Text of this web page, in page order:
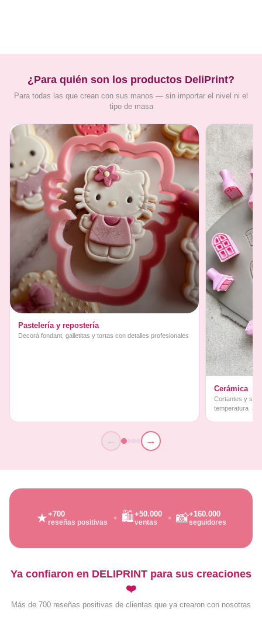
¿Para quién son los productos DeliPrint?
Para todas las que crean con sus manos — sin importar el nivel ni el
tipo de masa
Pastelería y repostería
Decorá fondant, galletitas y tortas con detalles profesionales
Cerámica
Cortantes y
temperatura
← →
★+700
reseñas positivas 🛍️+50.000
ventas 📸+160.000
seguidores
Ya confiaron en DELIPRINT para sus creaciones
❤️
Más de 700 reseñas positivas de clientas que ya crearon con nosotras